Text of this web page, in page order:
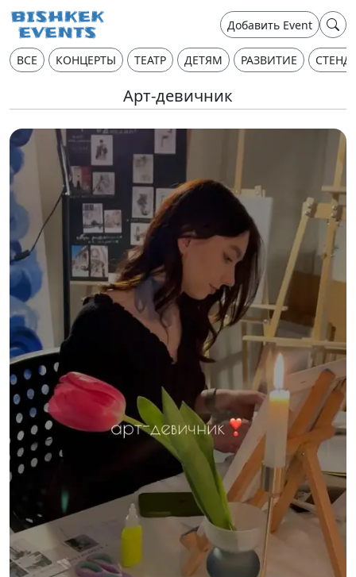
Добавить Event
ВСЕ КОНЦЕРТЫ ТЕАТР ДЕТЯМ РАЗВИТИЕ
Арт-девичник